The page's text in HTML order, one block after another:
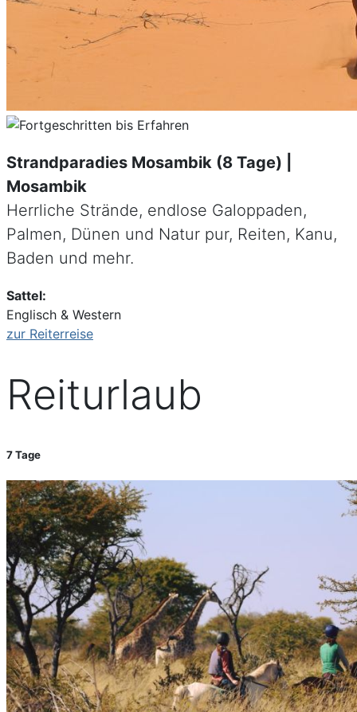
Strandparadies Mosambik (8 Tage) |
Mosambik
Herrliche Strände, endlose Galoppaden,
Palmen, Dünen und Natur pur, Reiten, Kanu,
Baden und mehr.
Sattel:
Englisch & Western
zur Reiterreise
Reiturlaub
7 Tage